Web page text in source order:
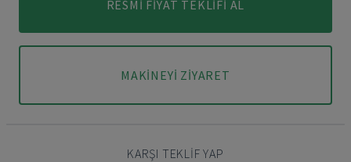
RESMI FIYAT TEKLIFI AL
MAKINEYI ZIYARET
KARŞI TEKLIF YAP